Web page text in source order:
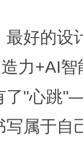
最好的设
力+AI
了"心跳
属于自